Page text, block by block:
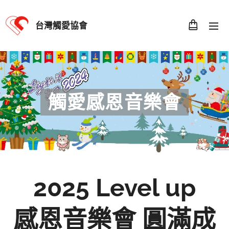
台灣觸愛協會
觸愛感恩音樂會
2025 Level up
感恩音樂會 圓滿成